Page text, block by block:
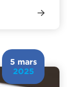
5 mars
2025